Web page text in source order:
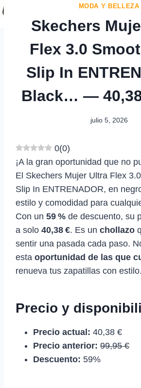
MODA Y BELLEZA
Skechers
Flex 3.0
Slip In
Black… —
julio 5, 2026
0(0)
¡A la gran oportunidad que no
El Skechers Mujer Ultra Flex
Slip In ENTRENADOR, en
estilo y comodidad para
Con un 59 % de descuento, su
a solo 40,38 €. Es un chollazo
sentir una pasada cada paso.
esta oportunidad de las que
renueva tus zapatillas con estilo.
Precio y
Precio actual: 40,38 €
Precio anterior: 99,95 €
Descuento: 59%